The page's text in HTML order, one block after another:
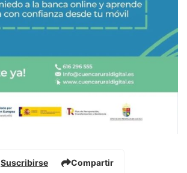
Suscribirse Compartir